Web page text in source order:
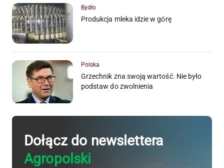
Bydło
Produkcja mleka idzie w górę
Polska
Grzechnik zna swoją wartość. Nie było
podstaw do zwolnienia
Dołącz do newslettera
Agropolski